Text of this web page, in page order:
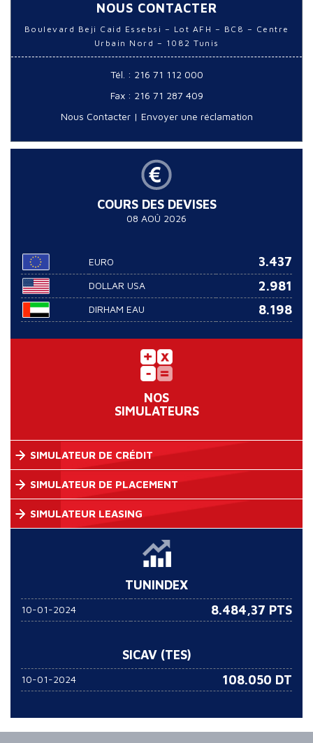
NOUS CONTACTER
Boulevard Beji Caid Essebsi – Lot AFH – BC8 – Centre
Urbain Nord – 1082 Tunis
Tél. : 216 71 112 000
Fax : 216 71 287 409
Nous Contacter| Envoyer une réclamation
COURS DES DEVISES
08 AOÛ 2026
EURO 3.437
DOLLAR USA 2.981
DIRHAM EAU 8.198
NOS
SIMULATEURS
SIMULATEUR DE CRÉDIT
SIMULATEUR DE PLACEMENT
SIMULATEUR LEASING
TUNINDEX
10-01-2024 8.484,37 PTS
SICAV (TES)
10-01-2024 108.050 DT